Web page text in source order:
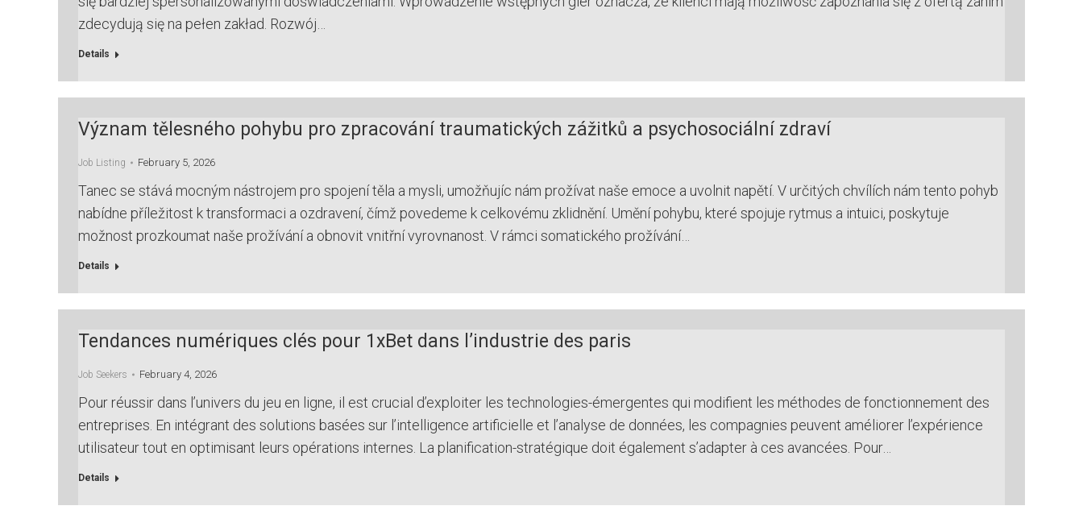
zdecydują się na pełen zakład. Rozwój…
Details
Význam tělesného pohybu pro zpracování traumatických zážitků a psychosociální zdraví
Job Listing February 5, 2026
Tanec se stává mocným nástrojem pro spojení těla a mysli, umožňujíc nám prožívat naše emoce a uvolnit napětí. V určitých chvílích nám tento pohyb
nabídne příležitost k transformaci a ozdravení, čímž povedeme k celkovému zklidnění. Umění pohybu, které spojuje rytmus a intuici, poskytuje
možnost prozkoumat naše prožívání a obnovit vnitřní vyrovnanost. V rámci somatického prožívání…
Details
Tendances numériques clés pour 1xBet dans l’industrie des paris
Job Seekers February 4, 2026
Pour réussir dans l’univers du jeu en ligne, il est crucial d’exploiter les technologies-émergentes qui modifient les méthodes de fonctionnement des
entreprises. En intégrant des solutions basées sur l’intelligence artificielle et l’analyse de données, les compagnies peuvent améliorer l’expérience
utilisateur tout en optimisant leurs opérations internes. La planification-stratégique doit également s’adapter à ces avancées. Pour…
Details